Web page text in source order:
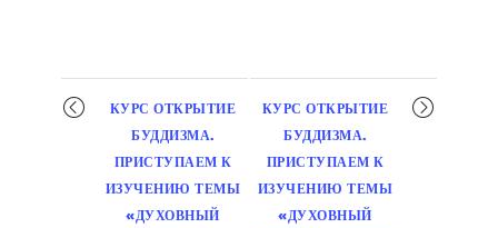
Мероприятие
навигация
КУРС ОТКРЫТИЕ
БУДДИЗМА.
ПРИСТУПАЕМ К
ИЗУЧЕНИЮ ТЕМЫ
«ДУХОВНЫЙ
КУРС ОТКРЫТИЕ
БУДДИЗМА.
ПРИСТУПАЕМ К
ИЗУЧЕНИЮ ТЕМЫ
«ДУХОВНЫЙ